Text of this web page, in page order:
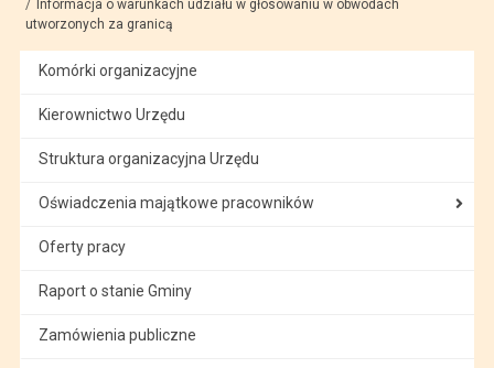
Informacja o warunkach udziału w głosowaniu w obwodach
utworzonych za granicą
Komórki organizacyjne
Kierownictwo Urzędu
Struktura organizacyjna Urzędu
Oświadczenia majątkowe pracowników
Oferty pracy
Raport o stanie Gminy
Zamówienia publiczne